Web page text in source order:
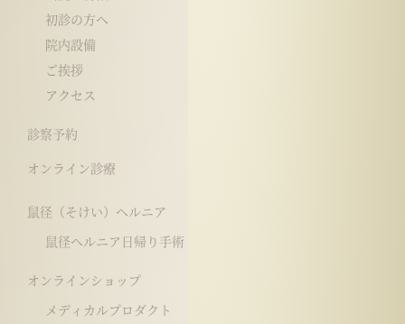
初診の方へ
院内設備
ご挨拶
アクセス
診察予約
オンライン診療
鼠径（そけい）ヘルニア
鼠径ヘルニア日帰り手術
オンラインショップ
メディカルプロダクト